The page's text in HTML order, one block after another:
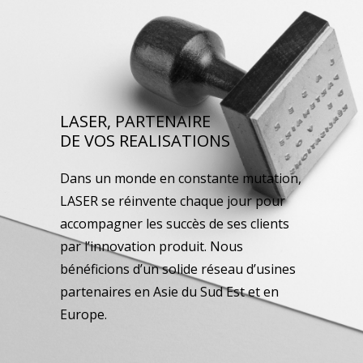
LASER, PARTENAIRE
DE VOS REALISATIONS
Dans un monde en constante mutation,
LASER se réinvente chaque jour pour
accompagner les succès de ses clients
par l’innovation produit. Nous
bénéficions d’un solide réseau d’usines
partenaires en Asie du Sud Est et en
Europe.